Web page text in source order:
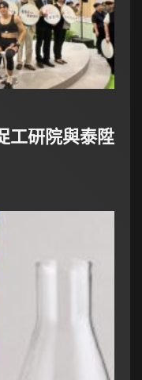
工研院與泰陞